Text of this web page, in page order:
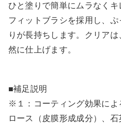
ひと塗りで簡単にムラなく
フィットブラシを採用し、
りが長持ちします。クリア
然に仕上げます。
■補足説明
※１：コーティング効果に
ロース（皮膜形成成分）、